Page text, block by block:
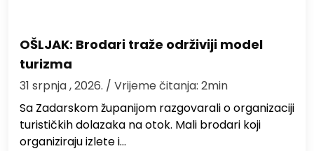
OŠLJAK: Brodari traže održiviji model
turizma
31 srpnja , 2026. / Vrijeme čitanja: 2min
Sa Zadarskom županijom razgovarali o organizaciji
turističkih dolazaka na otok. Mali brodari koji
organiziraju izlete i…